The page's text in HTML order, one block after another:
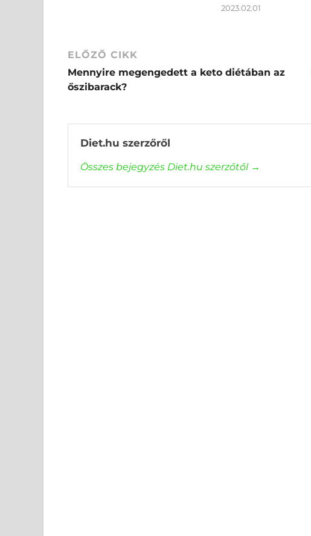
2023.02.01
ELŐZŐ CIKK
Mennyire megengedett a keto diétában az
őszibarack?
Diet.hu szerzőről
Összes bejegyzés Diet.hu szerzőtől →